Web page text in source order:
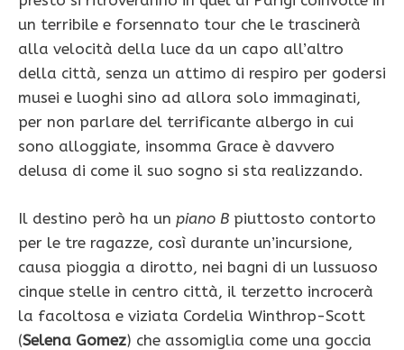
un terribile e forsennato tour che le trascinerà
alla velocità della luce da un capo all’altro
della città, senza un attimo di respiro per godersi
musei e luoghi sino ad allora solo immaginati,
per non parlare del terrificante albergo in cui
sono alloggiate, insomma Grace è davvero
delusa di come il suo sogno si sta realizzando.
Il destino però ha un piano B piuttosto contorto
per le tre ragazze, così durante un’incursione,
causa pioggia a dirotto, nei bagni di un lussuoso
cinque stelle in centro città, il terzetto incrocerà
la facoltosa e viziata Cordelia Winthrop-Scott
(Selena Gomez) che assomiglia come una goccia